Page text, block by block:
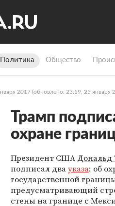
Политика Общество
2017 (обновлено: 23:19, 25 января
Трамп
охране
Президент США Дональд
подписал двауказа: об
государственной
предусматривающий
стены на границе с